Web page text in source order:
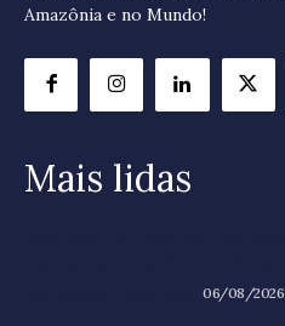
Amazônia e no Mundo!
Mais lidas
06/08/2026